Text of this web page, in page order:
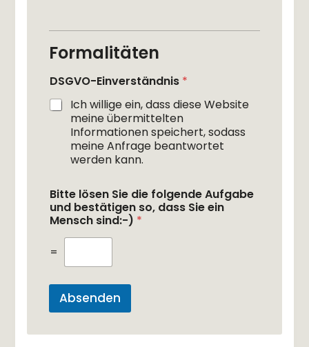
e
n
n
Formalitäten
DSGVO-Einverständnis *
Ich willige ein, dass diese Website
meine übermittelten
Informationen speichert, sodass
meine Anfrage beantwortet
werden kann.
Bitte lösen Sie die folgende Aufgabe
und bestätigen so, dass Sie ein
Mensch sind:-) *
=
Absenden